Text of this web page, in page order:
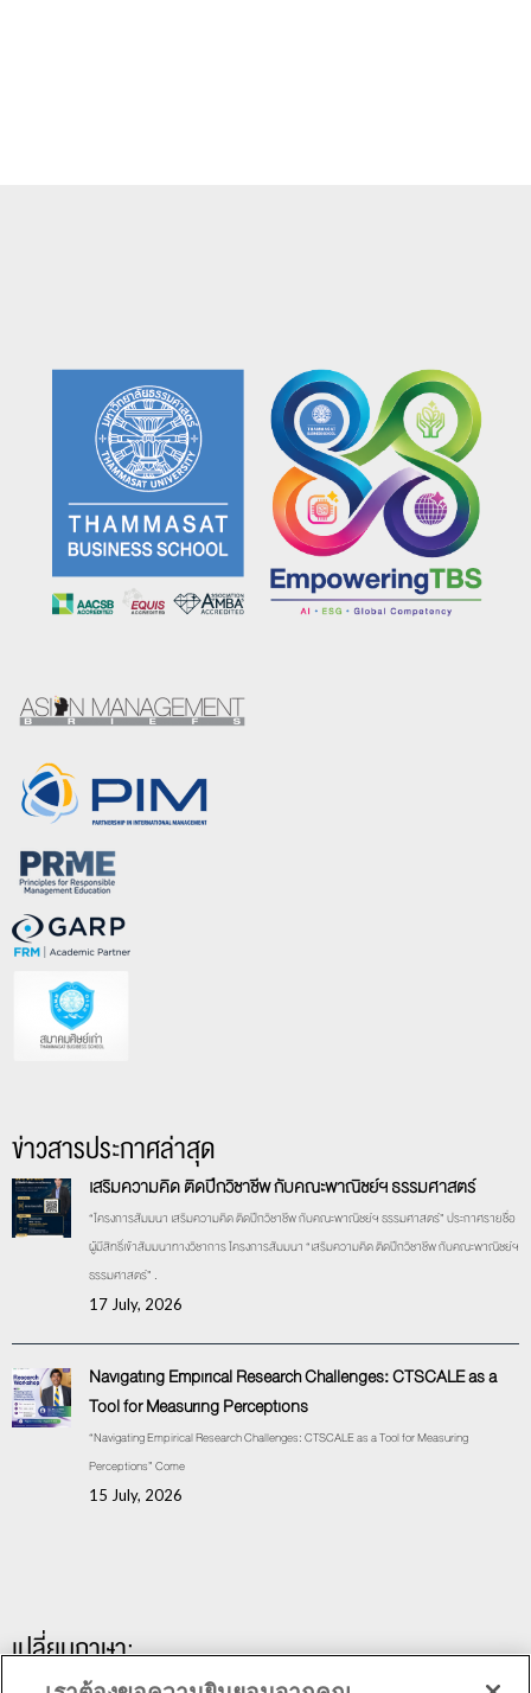
ข่าวสารประกาศล่าสุด
เสริมความคิด ติดปีกวิชาชีพ กับคณะพาณิชย์ฯ ธรรมศาสตร์
“โครงการสัมมนา เสริมความคิด ติดปีกวิชาชีพ กับคณะพาณิชย์ฯ ธรรมศาสตร์” ประกาศรายชื่อ
ผู้มีสิทธิ์เข้าสัมมนาทางวิชาการ โครงการสัมมนา “เสริมความคิด ติดปีกวิชาชีพ กับคณะพาณิชย์ฯ
ธรรมศาสตร์” .
17 July, 2026
Navigating Empirical Research Challenges: CTSCALE as a
Tool for Measuring Perceptions
“Navigating Empirical Research Challenges: CTSCALE as a Tool for Measuring
Perceptions” Come
15 July, 2026
เปลี่ยนภาษา: